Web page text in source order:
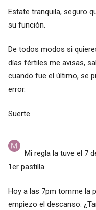
Estate tranquila, seguro
su función.
De todos modos si
días fértiles me avisas,
cuando fue el último, se
error.
Suerte
Mi regla la tuve el 7
1er pastilla.
Hoy a las 7pm tomme la
empiezo el descanso.